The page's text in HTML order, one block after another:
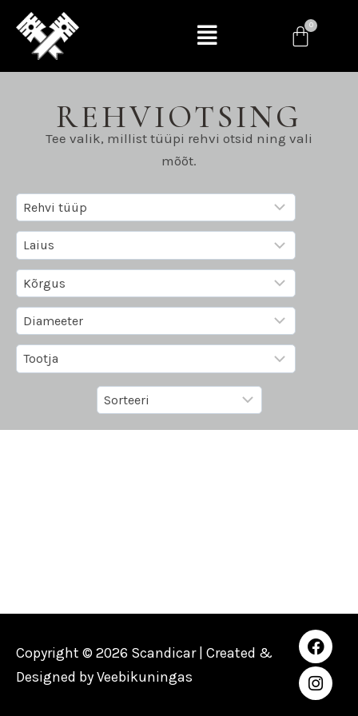
REHVIOTSING
Tee valik, millist tüüpi rehvi otsid ning vali
mõõt.
Copyright © 2026 Scandicar | Created &
Designed byVeebikuningas